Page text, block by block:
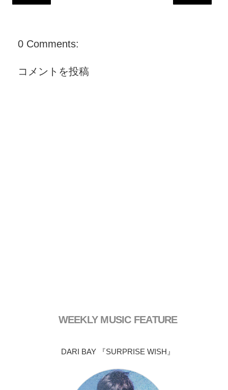
0 Comments:
コメントを投稿
WEEKLY MUSIC FEATURE
DARI BAY 『SURPRISE WISH』